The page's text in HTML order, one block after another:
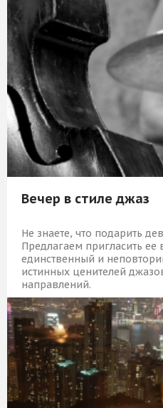
12 939 Р
Вечер в стиле джаз
Не знаете, что подарить
Предлагаем пригласить
единственный и
истинных ценителей
направлений.
17 109 Р